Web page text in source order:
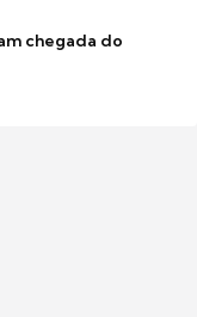
chegada do